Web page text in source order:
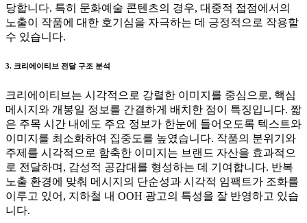
당합니다. 특히 문화예술 콘텐츠의 경우, 대중적 접점에서의
노출이 작품에 대한 호기심을 자극하는 데 긍정적으로 작용할
수 있습니다.
3. 크리에이티브 전달 구조 분석
크리에이티브는 시각적으로 강렬한 이미지를 중심으로, 핵심
메시지와 개봉일 정보를 간결하게 배치한 점이 특징입니다. 짧
은 주목 시간 내에도 주요 정보가 한눈에 들어오도록 텍스트와
이미지를 최소화하여 집중도를 높였습니다. 작품의 분위기와
주제를 시각적으로 함축한 이미지는 브랜드 자산을 효과적으
로 전달하며, 감성적 공감대를 형성하는 데 기여합니다. 반복
노출 환경에 맞춰 메시지의 단순성과 시각적 임팩트가 조화를
이루고 있어, 지하철 내 OOH 광고의 특성을 잘 반영하고 있습
니다.